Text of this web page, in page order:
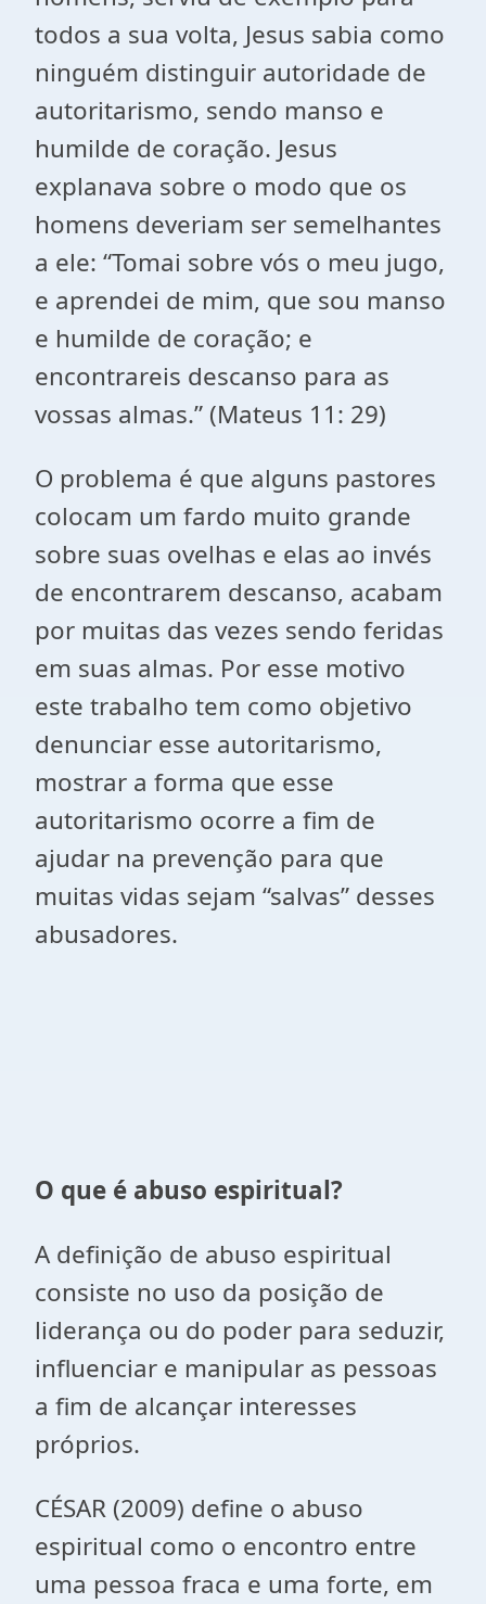
todos a sua volta, Jesus sabia como
ninguém distinguir autoridade de
autoritarismo, sendo manso e
humilde de coração. Jesus
explanava sobre o modo que os
homens deveriam ser semelhantes
a ele: “Tomai sobre vós o meu jugo,
e aprendei de mim, que sou manso
e humilde de coração; e
encontrareis descanso para as
vossas almas.” (Mateus 11: 29)
O problema é que alguns pastores
colocam um fardo muito grande
sobre suas ovelhas e elas ao invés
de encontrarem descanso, acabam
por muitas das vezes sendo feridas
em suas almas. Por esse motivo
este trabalho tem como objetivo
denunciar esse autoritarismo,
mostrar a forma que esse
autoritarismo ocorre a fim de
ajudar na prevenção para que
muitas vidas sejam “salvas” desses
abusadores.
O que é abuso espiritual?
A definição de abuso espiritual
consiste no uso da posição de
liderança ou do poder para seduzir,
influenciar e manipular as pessoas
a fim de alcançar interesses
próprios.
CÉSAR (2009) define o abuso
espiritual como o encontro entre
uma pessoa fraca e uma forte, em